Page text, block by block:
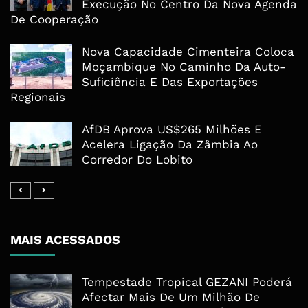
Execução No Centro Da Nova Agenda
De Cooperação
Nova Capacidade Cimenteira Coloca
Moçambique No Caminho Da Auto-
Suficiência E Das Exportações
Regionais
AfDB Aprova US$265 Milhões E
Acelera Ligação Da Zâmbia Ao
Corredor Do Lobito
MAIS ACESSADOS
Tempestade Tropical GEZANI Poderá
Afectar Mais De Um Milhão De